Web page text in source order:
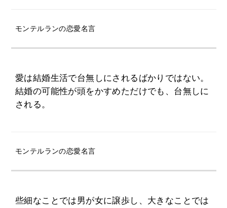
モンテルランの恋愛名言
愛は結婚生活で台無しにされるばかりではない。
結婚の可能性が頭をかすめただけでも、台無しに
される。
モンテルランの恋愛名言
些細なことでは男が女に譲歩し、大きなことでは